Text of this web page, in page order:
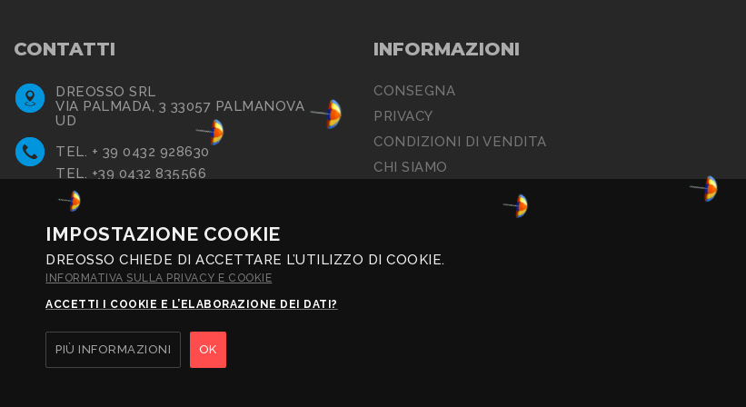
CONTATTI
DREOSSO SRL
VIA PALMADA, 3 33057 PALMANOVA
UD
TEL. + 39 0432 928630
TEL. +39 0432 835566
DAL LUNEDÌ AL VENERDÌ
8:00-12:30 / 14:00-18:00
AMMINISTRAZIONE@DREOSSO.COM
INFORMAZIONI
CONSEGNA
PRIVACY
CONDIZIONI DI VENDITA
CHI SIAMO
IMPOSTAZIONE COOKIE
DREOSSO CHIEDE DI ACCETTARE L’UTILIZZO DI COOKIE.
INFORMATIVA SULLA PRIVACY E COOKIE
ACCETTI I COOKIE E L’ELABORAZIONE DEI DATI?
PIÙ INFORMAZIONI OK